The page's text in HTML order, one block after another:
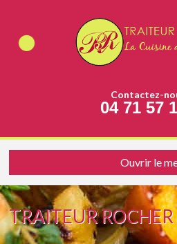
Contactez-
04 71 57
Ouvrir le
TRAITEUR